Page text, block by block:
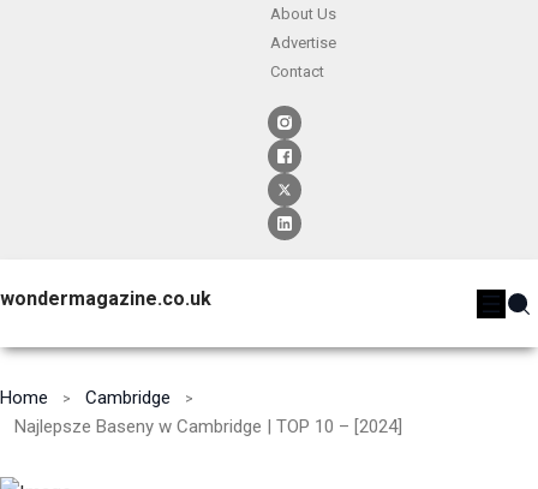
About Us
Advertise
Contact
wondermagazine.co.uk
Home
Cambridge
Najlepsze Baseny w Cambridge | TOP 10 – [2024]